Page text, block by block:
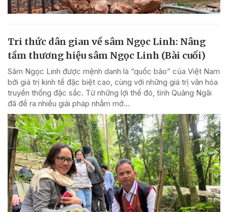
Tri thức dân gian về sâm Ngọc Linh: Nâng
tầm thương hiệu sâm Ngọc Linh (Bài cuối)
Sâm Ngọc Linh được mệnh danh là “quốc bảo” của Việt Nam
bởi giá trị kinh tế đặc biệt cao, cùng với những giá trị văn hóa
truyền thống đặc sắc. Từ những lợi thế đó, tỉnh Quảng Ngãi
đã đề ra nhiều giải pháp nhằm mở...